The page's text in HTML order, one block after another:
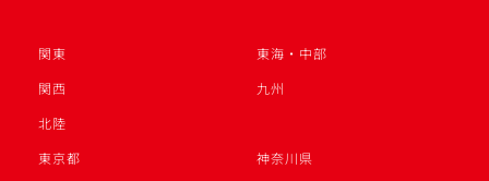
関東
東海・中部
関西
九州
北陸
東京都
神奈川県